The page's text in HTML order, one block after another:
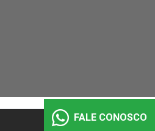
FALE CONOSCO